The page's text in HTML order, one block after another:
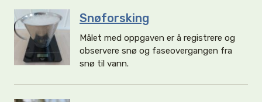
Snøforsking
Målet med oppgaven er å registrere og
observere snø og faseovergangen fra
snø til vann.